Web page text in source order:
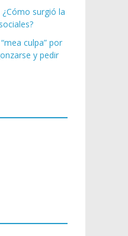
¿Cómo surgió la
culpa” por
y pedir